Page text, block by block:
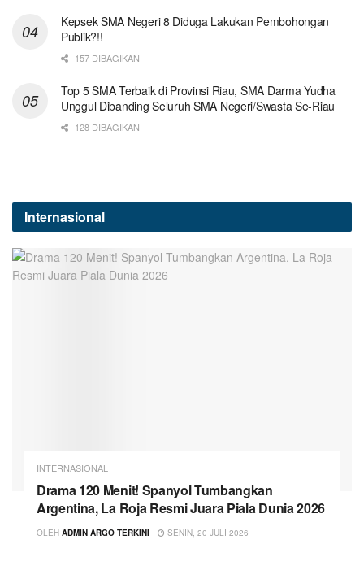
Kepsek SMA Negeri 8 Diduga Lakukan Pembohongan
Publik?!!
157 DIBAGIKAN
Top 5 SMA Terbaik di Provinsi Riau, SMA Darma Yudha
Unggul Dibanding Seluruh SMA Negeri/Swasta Se-Riau
128 DIBAGIKAN
Internasional
INTERNASIONAL
Drama 120 Menit! Spanyol Tumbangkan
Argentina, La Roja Resmi Juara Piala Dunia 2026
OLEH ADMIN ARGO TERKINI SENIN, 20 JULI 2026